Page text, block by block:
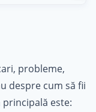
probleme,
despre cum să fii
principală este: